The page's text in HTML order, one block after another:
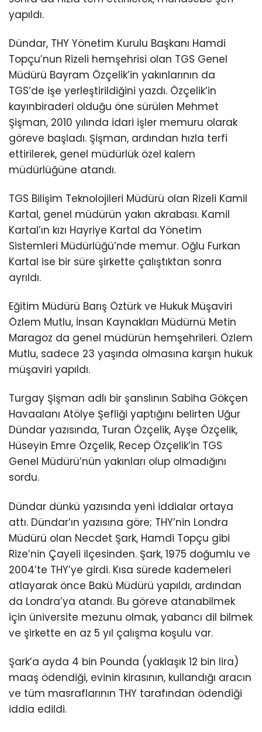
yapıldı.
Dündar, THY Yönetim Kurulu Başkanı Hamdi
Topçu’nun Rizeli hemşehrisi olan TGS Genel
Müdürü Bayram Özçelik’in yakınlarının da
TGS’de işe yerleştirildiğini yazdı. Özçelik’in
kayınbiraderi olduğu öne sürülen Mehmet
Şişman, 2010 yılında idari işler memuru olarak
göreve başladı. Şişman, ardından hızla terfi
ettirilerek, genel müdürlük özel kalem
müdürlüğüne atandı.
TGS Bilişim Teknolojileri Müdürü olan Rizeli Kamil
Kartal, genel müdürün yakın akrabası. Kamil
Kartal’ın kızı Hayriye Kartal da Yönetim
Sistemleri Müdürlüğü’nde memur. Oğlu Furkan
Kartal ise bir süre şirkette çalıştıktan sonra
ayrıldı.
Eğitim Müdürü Barış Öztürk ve Hukuk Müşaviri
Özlem Mutlu, İnsan Kaynakları Müdürnü Metin
Maragoz da genel müdürün hemşehrileri. Özlem
Mutlu, sadece 23 yaşında olmasına karşın hukuk
müşaviri yapıldı.
Turgay Şişman adlı bir şanslının Sabiha Gökçen
Havaalanı Atölye Şefliği yaptığını belirten Uğur
Dündar yazısında, Turan Özçelik, Ayşe Özçelik,
Hüseyin Emre Özçelik, Recep Özçelik’in TGS
Genel Müdürü’nün yakınları olup olmadığını
sordu.
Dündar dünkü yazısında yeni iddialar ortaya
attı. Dündar’ın yazısına göre; THY’nin Londra
Müdürü olan Necdet Şark, Hamdi Topçu gibi
Rize’nin Çayeli ilçesinden. Şark, 1975 doğumlu ve
2004’te THY’ye girdi. Kısa sürede kademeleri
atlayarak önce Bakü Müdürü yapıldı, ardından
da Londra’ya atandı. Bu göreve atanabilmek
için üniversite mezunu olmak, yabancı dil bilmek
ve şirkette en az 5 yıl çalışma koşulu var.
Şark’a ayda 4 bin Pounda (yaklaşık 12 bin lira)
maaş ödendiği, evinin kirasının, kullandığı aracın
ve tüm masraflarının THY tarafından ödendiği
iddia edildi.